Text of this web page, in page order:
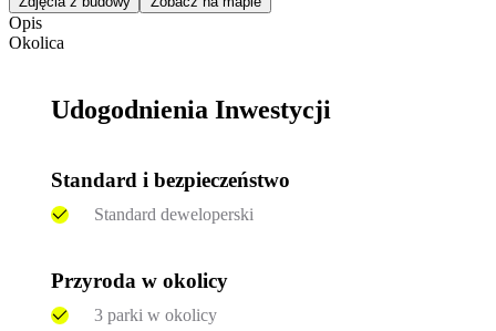
Opis
Okolica
Udogodnienia Inwestycji
Standard i bezpieczeństwo
Standard deweloperski
Przyroda w okolicy
3 parki w okolicy